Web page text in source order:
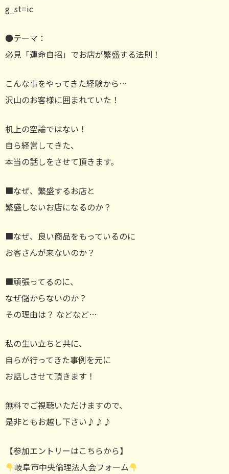
g_st=ic
●テーマ：
必見「運命自招」でお店が繁盛する法則！
こんな事をやってきた経験から…
沢山のお客様に囲まれていた！
机上の空論ではない！
自ら経営してきた、
本当の話しをさせて頂きます。
■なぜ、繁盛するお店と
繁盛しないお店になるのか？
■なぜ、良い商品をもっているのに
お客さんが来ないのか？
■頑張ってるのに、
なぜ儲からないのか？
その理由は？ などなど…
私の生い立ちと共に、
自らが行ってきた事例を元に
お話しさせて頂きます！
無料でご視聴いただけますので、
是非ともお越し下さい♪♪♪
【参加エントリーはこちらから】
岐阜市中央倫理法人会フォーム